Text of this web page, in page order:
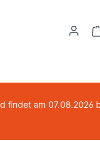
findet am 07.08.2026